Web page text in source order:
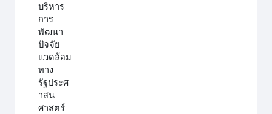
บริหาร
การ
พัฒนา
ปัจจัย
แวดล้อม
ทาง
รัฐประศ
าสน
ศาสตร์